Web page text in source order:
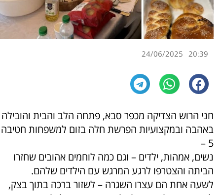
20:39
24/06/2025
חני הרוש הצדיקה מכפר סבא, פתחה הלב והבית והובילה
באהבה ובמקצועיות הפרשת חלה בזום למשפחות חטיבה
5 –
נשים, אמהות, ילדים – וגם כמה לוחמים אהובים שחזרו
הביתה והצטרפו לרגע המרגש עם הילדים שלהם.
לשעה אחת הם עצרו השגרה – לשזור ברכה בתוך בצק,